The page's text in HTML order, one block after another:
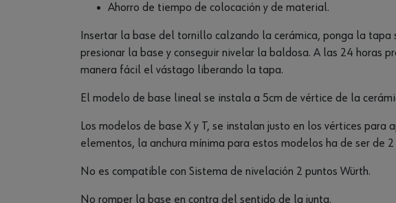
Ahorro de tiempo de colocación y de material.
Insertar la base del tornillo calzando la cerámica, ponga la
presionar la base y conseguir nivelar la baldosa. A las 24 horas
manera fácil el vástago liberando la tapa.
El modelo de base lineal se instala a 5cm de vértice de la
Los modelos de base X y T, se instalan justo en los vértices
elementos, la anchura mínima para estos modelos ha de ser de 2
No es compatible con Sistema de nivelación 2 puntos Würth.
No romper la base en contra del sentido de la junta.